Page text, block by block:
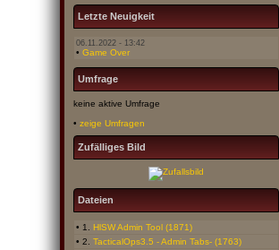
Letzte Neuigkeit
06.11.2022 - 13:42
• Game Over
Umfrage
keine aktive Umfrage
• zeige Umfragen
Zufälliges Bild
Dateien
• 1. HlSW Admin Tool (1871)
• 2. TacticalOps3.5 - Admin Tabs- (1763)